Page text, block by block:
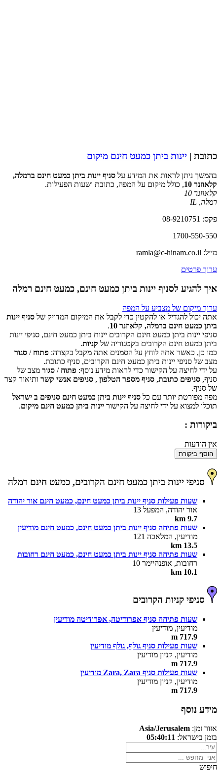
כתובת | יינות ביתן כמעט חינם מיקום
בהמשך ניתן לראות את המידע על סניף יינות ביתן כמעט חינם ברמלה,
קלאוזנר 10
, כולל מיקום על המפה, כתובת ושעות הפעילות.
קלאוזנר 10
רמלה IL
פקס: 08-9210751
1700-550-550
מייל: ramla@c-hinam.co.il
ערוך פרטים
איך להגיע לסניף יינות ביתן כמעט חינם, כמעט חינם רמלה
‏דף זה לא יכול לטעון את מפות Google כראוי.
האם האתר הזה בבעלותך? אישור
ערוך מיקום של מצביע על המפה
אתה יכול להגדיל או להקטין כדי לקבל את המיקום המדויק של סניף יינות
ביתן כמעט חינם ברמלה, קלאוזנר 10
.
סניפי יינות ביתן כמעט חינם הקרובים יינות ביתן כמעט חינם, סניפי יינות
ביתן כמעט חינם הקרובים בקטגוריה של קניות.
כמו כן, כאשר אתה לוחץ על הסמנים אתה מקבל בקצרה: פתוח / סגור
מצב של סניפי יינות ביתן כמעט חינם הקרובים, סניף כתובת.
על ידי לחיצה על הקישור כדי לראות מידע נוסף: פתוח / סגור מצב של
סניף, סניפים כתובת, סניף מספר הטלפון , סניפים אנשי קשר ותיאור קצר
של סניף.
מפה מפורטת יותר עם כל סניף יינות ביתן כמעט חינם סניפים ב ישראל
תוכלו למצוא על ידי לחיצה על הקישור יינות ביתן כמעט חינם מיקום.
ביקורות :
אין הודעות
הוסף ביקורת
סניפי יינות ביתן כמעט חינם הקרובים, כמעט חינם רמלה
שעות פעילות סניף יינות ביתן כמעט חינם, כמעט חינם אור יהודה
אור יהודה, המפעל 13
9.7 km
שעות פתיחה סניף יינות ביתן כמעט חינם, כמעט חינם מודיעין
מודיעין, המלאכה 121
13.5 km
שעות פתיחה סניף יינות ביתן כמעט חינם, כמעט חינם רחובות
רחובות, אופנהיימר 10
10.1 km
סניפי קניות הקרובים
שעות פתיחה סניף אפרודיטה, אפרודיטה מודיעין
מודיעין, מודיעין
717.9 m
שעות פעילות סניף גולף, גולף מודיעין
מודיעין, קניון מודיעין
717.9 m
שעות פעילות סניף Zara, Zara מודיעין
מודיעין, קניון מודיעין
717.9 m
מידע נוסף
אזור זמן: Asia/Jerusalem
בזמן בישראל: 05:40:11
חיפוש